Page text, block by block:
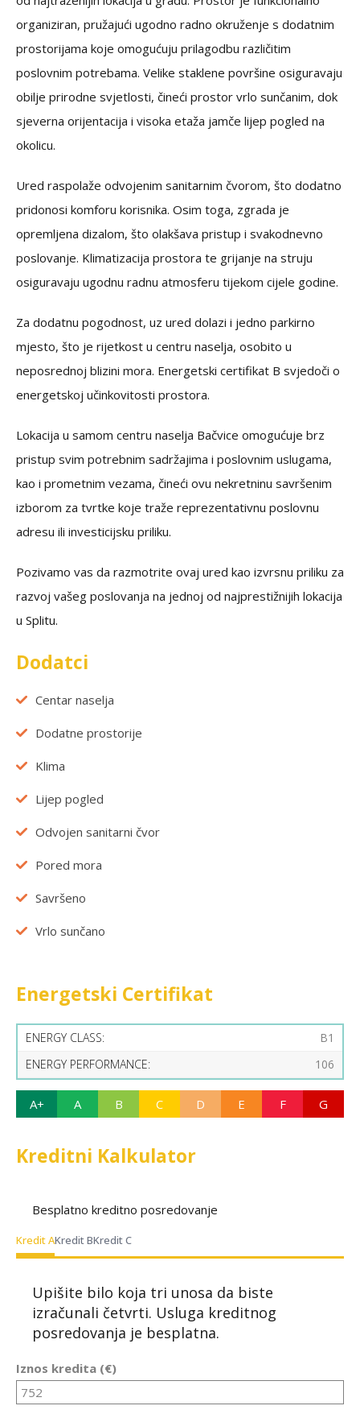
organiziran, pružajući ugodno radno okruženje s dodatnim
prostorijama koje omogućuju prilagodbu različitim
poslovnim potrebama. Velike staklene površine osiguravaju
obilje prirodne svjetlosti, čineći prostor vrlo sunčanim, dok
sjeverna orijentacija i visoka etaža jamče lijep pogled na
okolicu.
Ured raspolaže odvojenim sanitarnim čvorom, što dodatno
pridonosi komforu korisnika. Osim toga, zgrada je
opremljena dizalom, što olakšava pristup i svakodnevno
poslovanje. Klimatizacija prostora te grijanje na struju
osiguravaju ugodnu radnu atmosferu tijekom cijele godine.
Za dodatnu pogodnost, uz ured dolazi i jedno parkirno
mjesto, što je rijetkost u centru naselja, osobito u
neposrednoj blizini mora. Energetski certifikat B svjedoči o
energetskoj učinkovitosti prostora.
Lokacija u samom centru naselja Bačvice omogućuje brz
pristup svim potrebnim sadržajima i poslovnim uslugama,
kao i prometnim vezama, čineći ovu nekretninu savršenim
izborom za tvrtke koje traže reprezentativnu poslovnu
adresu ili investicijsku priliku.
Pozivamo vas da razmotrite ovaj ured kao izvrsnu priliku za
razvoj vašeg poslovanja na jednoj od najprestižnijih lokacija
u Splitu.
Dodatci
Centar naselja
Dodatne prostorije
Klima
Lijep pogled
Odvojen sanitarni čvor
Pored mora
Savršeno
Vrlo sunčano
Energetski Certifikat
ENERGY CLASS:
B1
ENERGY PERFORMANCE:
106
A+ A B C D E F G
Kreditni Kalkulator
Besplatno kreditno posredovanje
Kredit AKredit BKredit C
Upišite bilo koja tri unosa da biste
izračunali četvrti. Usluga kreditnog
posredovanja je besplatna.
Iznos kredita (€)